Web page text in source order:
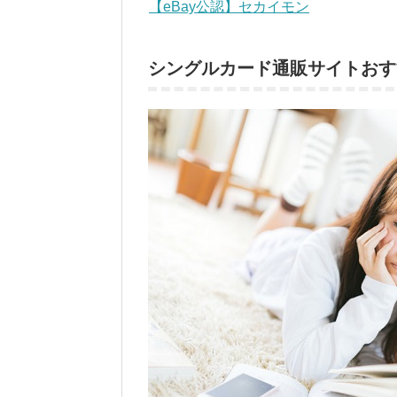
【eBay公認】セカイモン
シングルカード通販サイトお